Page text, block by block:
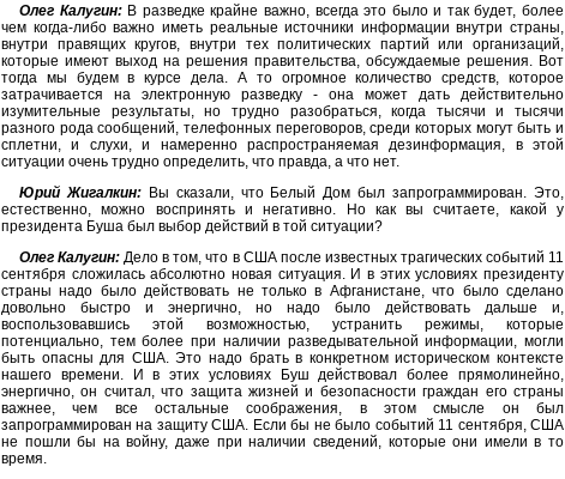
Олег Калугин:В разведке крайне важно, всегда это было и так будет, более
чем когда-либо важно иметь реальные источники информации внутри страны,
внутри правящих кругов, внутри тех политических партий или организаций,
которые имеют выход на решения правительства, обсуждаемые решения. Вот
тогда мы будем в курсе дела. А то огромное количество средств, которое
затрачивается на электронную разведку - она может дать действительно
изумительные результаты, но трудно разобраться, когда тысячи и тысячи
разного рода сообщений, телефонных переговоров, среди которых могут быть и
сплетни, и слухи, и намеренно распространяемая дезинформация, в этой
ситуации очень трудно определить, что правда, а что нет.
Юрий Жигалкин:Вы сказали, что Белый Дом был запрограммирован. Это,
естественно, можно воспринять и негативно. Но как вы считаете, какой у
президента Буша был выбор действий в той ситуации?
Олег Калугин: Дело в том, что в США после известных трагических событий 11
сентября сложилась абсолютно новая ситуация. И в этих условиях президенту
страны надо было действовать не только в Афганистане, что было сделано
довольно быстро и энергично, но надо было действовать дальше и,
воспользовавшись этой возможностью, устранить режимы, которые
потенциально, тем более при наличии разведывательной информации, могли
быть опасны для США. Это надо брать в конкретном историческом контексте
нашего времени. И в этих условиях Буш действовал более прямолинейно,
энергично, он считал, что защита жизней и безопасности граждан его страны
важнее, чем все остальные соображения, в этом смысле он был
запрограммирован на защиту США. Если бы не было событий 11 сентября, США
не пошли бы на войну, даже при наличии сведений, которые они имели в то
время.